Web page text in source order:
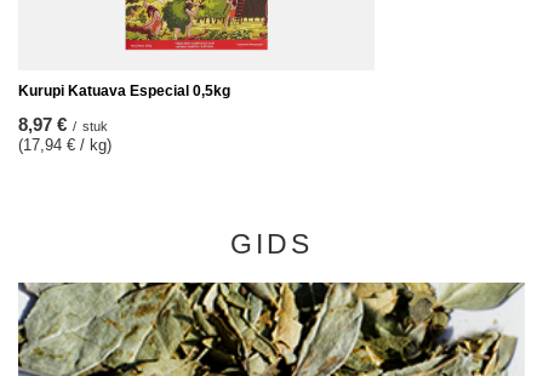
Kurupi Katuava Especial 0,5kg
8,97 € / stuk
(17,94 € / kg)
GIDS